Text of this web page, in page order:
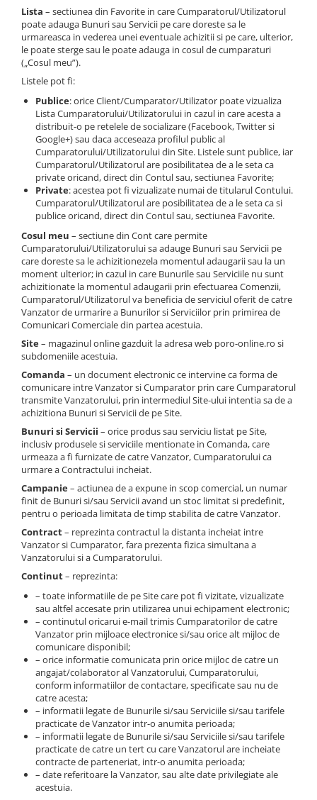
Lista – sectiunea din Favorite in care Cumparatorul/Utilizatorul
poate adauga Bunuri sau Servicii pe care doreste sa le
urmareasca in vederea unei eventuale achizitii si pe care, ulterior,
le poate sterge sau le poate adauga in cosul de cumparaturi
(„Cosul meu”).
Listele pot fi:
Publice: orice Client/Cumparator/Utilizator poate vizualiza
Lista Cumparatorului/Utilizatorului in cazul in care acesta a
distribuit-o pe retelele de socializare (Facebook, Twitter si
Google+) sau daca acceseaza profilul public al
Cumparatorului/Utilizatorului din Site. Listele sunt publice, iar
Cumparatorul/Utilizatorul are posibilitatea de a le seta ca
private oricand, direct din Contul sau, sectiunea Favorite;
Private: acestea pot fi vizualizate numai de titularul Contului.
Cumparatorul/Utilizatorul are posibilitatea de a le seta ca si
publice oricand, direct din Contul sau, sectiunea Favorite.
Cosul meu – sectiune din Cont care permite
Cumparatorului/Utilizatorului sa adauge Bunuri sau Servicii pe
care doreste sa le achizitionezela momentul adaugarii sau la un
moment ulterior; in cazul in care Bunurile sau Serviciile nu sunt
achizitionate la momentul adaugarii prin efectuarea Comenzii,
Cumparatorul/Utilizatorul va beneficia de serviciul oferit de catre
Vanzator de urmarire a Bunurilor si Serviciilor prin primirea de
Comunicari Comerciale din partea acestuia.
Site– magazinul online gazduit la adresa web poro-online.ro si
subdomeniile acestuia.
Comanda – un document electronic ce intervine ca forma de
comunicare intre Vanzator si Cumparator prin care Cumparatorul
transmite Vanzatorului, prin intermediul Site-ului intentia sa de a
achizitiona Bunuri si Servicii de pe Site.
Bunuri si Servicii – orice produs sau serviciu listat pe Site,
inclusiv produsele si serviciile mentionate in Comanda, care
urmeaza a fi furnizate de catre Vanzator, Cumparatorului ca
urmare a Contractului incheiat.
Campanie– actiunea de a expune in scop comercial, un numar
finit de Bunuri si/sau Servicii avand un stoc limitat si predefinit,
pentru o perioada limitata de timp stabilita de catre Vanzator.
Contract– reprezinta contractul la distanta incheiat intre
Vanzator si Cumparator, fara prezenta fizica simultana a
Vanzatorului si a Cumparatorului.
Continut– reprezinta:
– toate informatiile de pe Site care pot fi vizitate, vizualizate
sau altfel accesate prin utilizarea unui echipament electronic;
– continutul oricarui e-mail trimis Cumparatorilor de catre
Vanzator prin mijloace electronice si/sau orice alt mijloc de
comunicare disponibil;
– orice informatie comunicata prin orice mijloc de catre un
angajat/colaborator al Vanzatorului, Cumparatorului,
conform informatiilor de contactare, specificate sau nu de
catre acesta;
– informatii legate de Bunurile si/sau Serviciile si/sau tarifele
practicate de Vanzator intr-o anumita perioada;
– informatii legate de Bunurile si/sau Serviciile si/sau tarifele
practicate de catre un tert cu care Vanzatorul are incheiate
contracte de parteneriat, intr-o anumita perioada;
– date referitoare la Vanzator, sau alte date privilegiate ale
acestuia.